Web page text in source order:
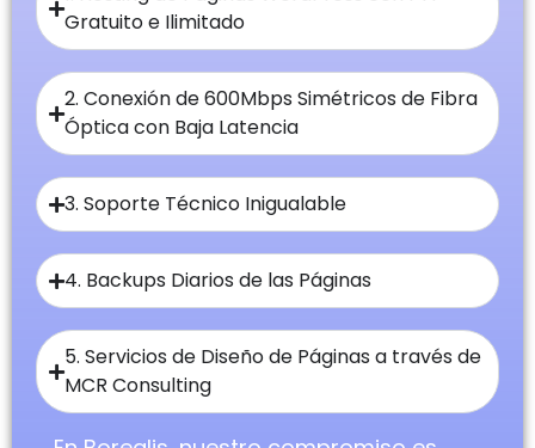
Gratuito e Ilimitado
2. Conexión de 600Mbps Simétricos de Fibra
Óptica con Baja Latencia
3. Soporte Técnico Inigualable
4. Backups Diarios de las Páginas
5. Servicios de Diseño de Páginas a través de
MCR Consulting